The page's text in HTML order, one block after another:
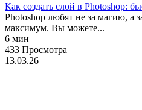
Как создать слой в Photoshop:
Photoshop любят не за магию, а
максимум. Вы можете...
6 мин
433 Просмотра
13.03.26